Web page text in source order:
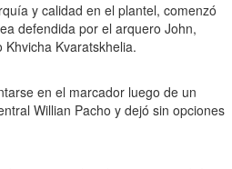
y calidad en el plantel, comenzó
defendida por el arquero John,
Kvaratskhelia.
en el marcador luego de un
Willian Pacho y dejó sin opciones